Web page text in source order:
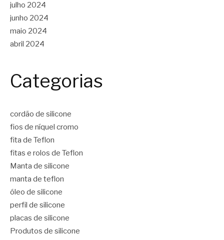
julho 2024
junho 2024
maio 2024
abril 2024
Categorias
cordão de silicone
fios de níquel cromo
fita de Teflon
fitas e rolos de Teflon
Manta de silicone
manta de teflon
óleo de silicone
perfil de silicone
placas de silicone
Produtos de silicone